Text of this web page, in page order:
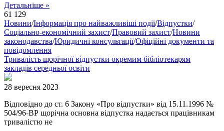
Детальніше »
61 129
Новини/Інформація про найважливіші події/Відпустки/
Соціально-економічний захист/Правовий захист/Новини
законодавства/Юридичні консультації/Офіційні документи та
повідомлення
Тривалість щорічної відпустки окремим бібліотекарям
закладів середньої освіти
28 вересня 2023
Відповідно до ст. 6 Закону «Про відпустки» від 15.11.1996 №
504/96-ВР щорічна основна відпустка надається працівникам
тривалістю не